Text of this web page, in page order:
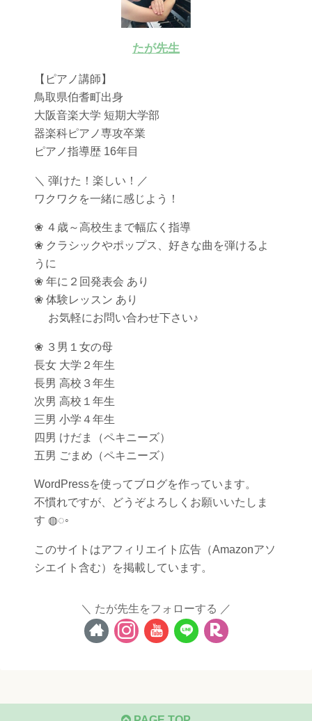
たが先生
【ピアノ講師】
鳥取県伯耆町出身
大阪音楽大学 短期大学部
器楽科ピアノ専攻卒業
ピアノ指導歴 16年目
＼ 弾けた！楽しい！／
ワクワクを一緒に感じよう！
❀ ４歳～高校生まで幅広く指導
❀ クラシックやポップス、好きな曲を弾けるよ
うに
❀ 年に２回発表会 あり
❀ 体験レッスン あり
お気軽にお問い合わせ下さい♪
❀ ３男１女の母
長女 大学２年生
長男 高校３年生
次男 高校１年生
三男 小学４年生
四男 けだま（ペキニーズ）
五男 ごまめ（ペキニーズ）
WordPressを使ってブログを作っています。
不慣れですが、どうぞよろしくお願いいたしま
す ◍◌◦
このサイトはアフィリエイト広告（Amazonアソ
シエイト含む）を掲載しています。
たが先生をフォローする